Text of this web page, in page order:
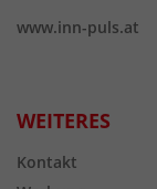
www.inn-puls.at
WEITERES
Kontakt